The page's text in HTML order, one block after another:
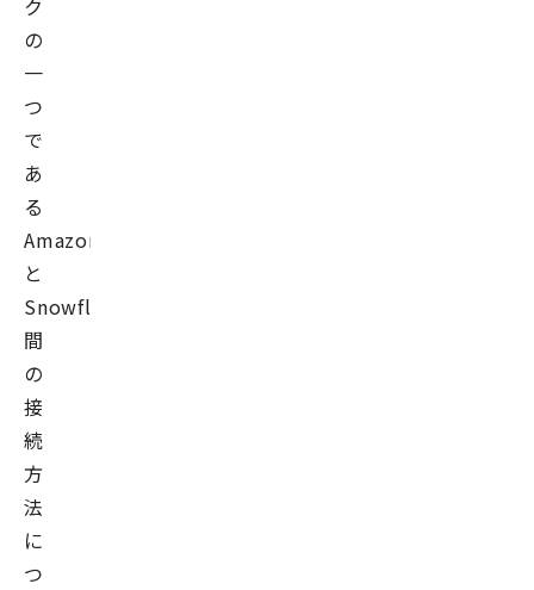
ク
の
一
つ
で
あ
る
AmazonS3
と
Snowflake
間
の
接
続
方
法
に
つ